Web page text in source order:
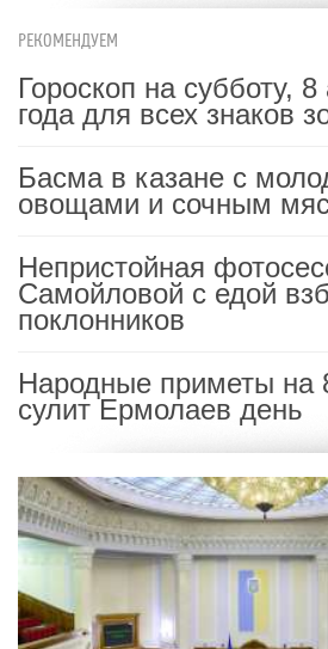
РЕКОМЕНДУЕМ
Гороскоп на субботу, 8
года для всех знаков
Басма в казане с
овощами и сочным
Непристойная
Самойловой с едой
поклонников
Народные приметы на
сулит Ермолаев день